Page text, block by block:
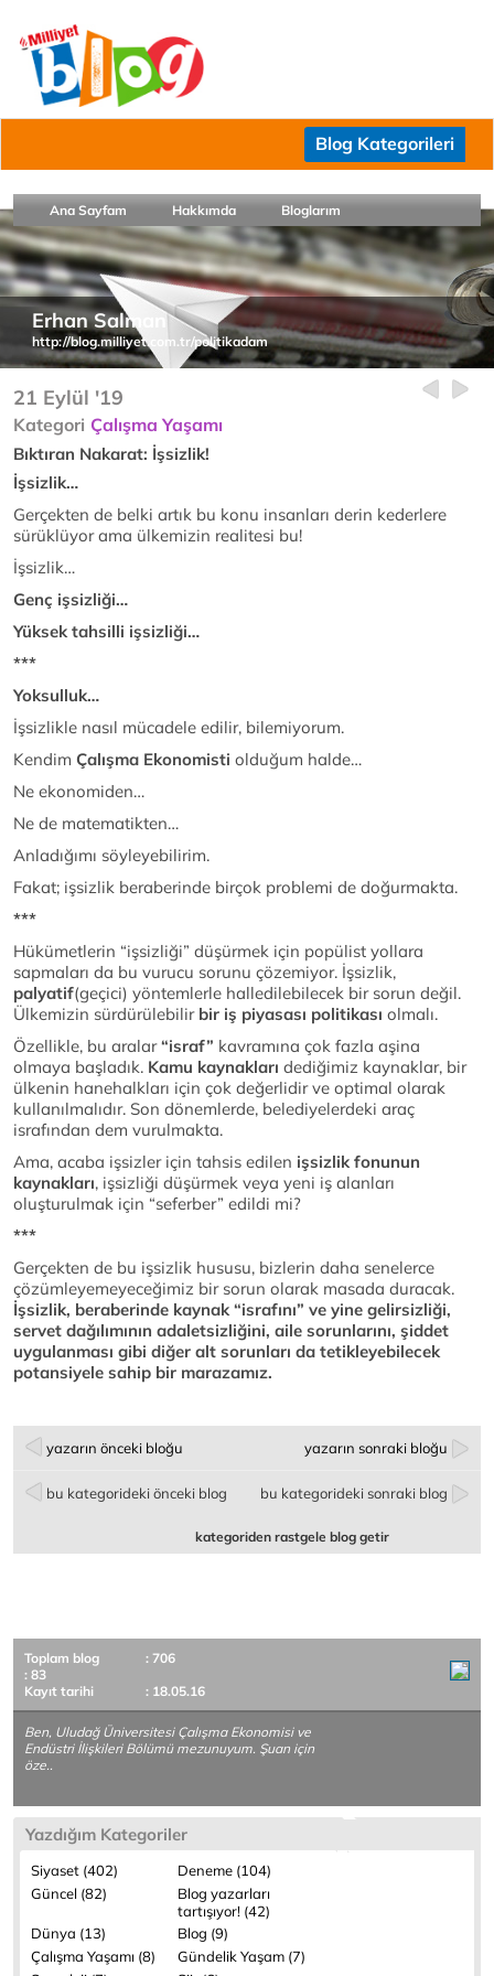
Blog Kategorileri
Ana Sayfam Hakkımda Bloglarım
Erhan Salman
http://blog.milliyet.com.tr/politikadam
21 Eylül '19
Kategori Çalışma Yaşamı
Bıktıran Nakarat: İşsizlik!
İşsizlik…
Gerçekten de belki artık bu konu insanları derin kederlere
sürüklüyor ama ülkemizin realitesi bu!
İşsizlik…
Genç işsizliği…
Yüksek tahsilli işsizliği…
***
Yoksulluk…
İşsizlikle nasıl mücadele edilir, bilemiyorum.
Kendim Çalışma Ekonomisti olduğum halde…
Ne ekonomiden…
Ne de matematikten…
Anladığımı söyleyebilirim.
Fakat; işsizlik beraberinde birçok problemi de doğurmakta.
***
Hükümetlerin “işsizliği” düşürmek için popülist yollara
sapmaları da bu vurucu sorunu çözemiyor. İşsizlik,
palyatif(geçici) yöntemlerle halledilebilecek bir sorun değil.
Ülkemizin sürdürülebilir bir iş piyasası politikası olmalı.
Özellikle, bu aralar“israf” kavramına çok fazla aşina
olmaya başladık. Kamu kaynakları dediğimiz kaynaklar, bir
ülkenin hanehalkları için çok değerlidir ve optimal olarak
kullanılmalıdır. Son dönemlerde, belediyelerdeki araç
israfından dem vurulmakta.
Ama, acaba işsizler için tahsis edilen işsizlik fonunun
kaynakları, işsizliği düşürmek veya yeni iş alanları
oluşturulmak için “seferber” edildi mi?
***
Gerçekten de bu işsizlik hususu, bizlerin daha senelerce
çözümleyemeyeceğimiz bir sorun olarak masada duracak.
İşsizlik, beraberinde kaynak “israfını” ve yine gelirsizliği,
servet dağılımının adaletsizliğini, aile sorunlarını, şiddet
uygulanması gibi diğer alt sorunları da tetikleyebilecek
potansiyele sahip bir marazamız.
yazarın önceki bloğu yazarın sonraki bloğu
bu kategorideki önceki blog bu kategorideki sonraki blog
kategoriden rastgele blog getir
Toplam blog
: 706
: 83
Kayıt tarihi
: 18.05.16
Ben, Uludağ Üniversitesi Çalışma Ekonomisi ve
Endüstri İlişkileri Bölümü mezunuyum. Şuan için
öze..
Yazdığım Kategoriler
Siyaset (402)
Deneme (104)
Güncel (82)
Blog yazarları
tartışıyor! (42)
Dünya (13)
Blog (9)
Çalışma Yaşamı (8)
Gündelik Yaşam (7)